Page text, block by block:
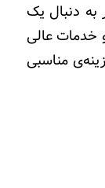
به دنبال یک
خدمات عالی
مناسبی